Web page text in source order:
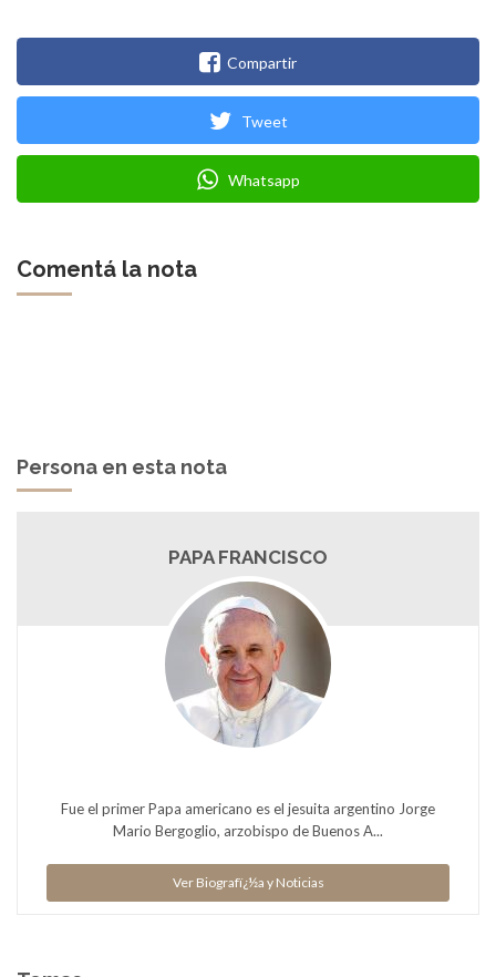
Compartir
Tweet
Whatsapp
Comentá la nota
Persona en esta nota
PAPA FRANCISCO
Fue el primer Papa americano es el jesuita argentino Jorge
Mario Bergoglio, arzobispo de Buenos A...
Ver Biografï¿½a y Noticias